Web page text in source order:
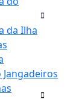
da Ilha
Jangadeiros